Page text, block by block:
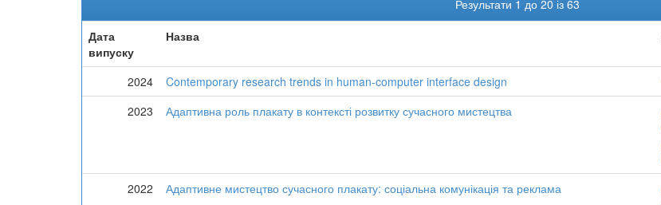
Результати 1 до 20 із 63
Дата
випуску
Назва
2024 Contemporary research trends in human-computer interface design
2023
Адаптивна роль плакату в контексті розвитку сучасного мистецтва
2022
Адаптивне мистецтво сучасного плакату: соціальна комунікація та реклама